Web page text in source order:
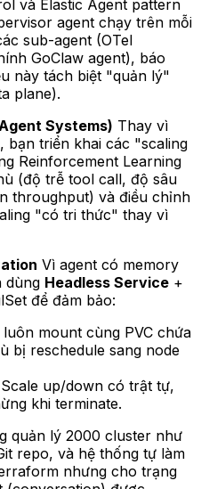
và Elastic Agent pattern
agent chạy trên mỗi
sub-agent (OTel
GoClaw agent), báo
này tách biệt "quản lý"
plane).
Systems) Thay vì
bạn triển khai các "scaling
Reinforcement Learning
(độ trễ tool call, độ sâu
throughput) và điều chỉnh
"có tri thức" thay vì
Vì agent có memory
dùng Headless Service +
để đảm bảo:
luôn mount cùng PVC chứa
bị reschedule sang node
up/down có trật tự,
khi terminate.
quản lý 2000 cluster như
repo, và hệ thống tự làm
nhưng cho trạng